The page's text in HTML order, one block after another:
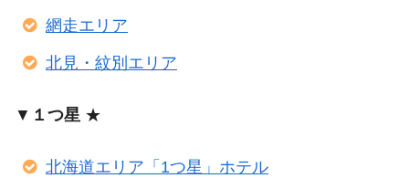
網走エリア
北見・紋別エリア
▼ １つ星 ★
北海道エリア「1つ星」ホテル